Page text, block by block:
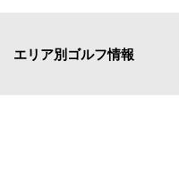
エリア別ゴルフ情報